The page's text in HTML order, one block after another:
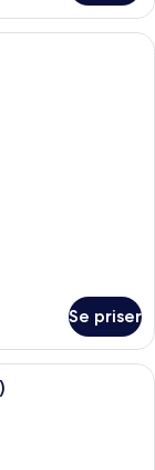
skrivebord,
Se priser
skrivebord,